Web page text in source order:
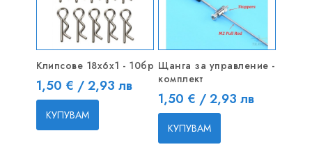
Клипсове 18x6x1 - 10бр
Цена
1,50 € / 2,93 лв
КУПУВАМ
Щанга за управление -
комплект
Цена
1,50 € / 2,93 лв
КУПУВАМ